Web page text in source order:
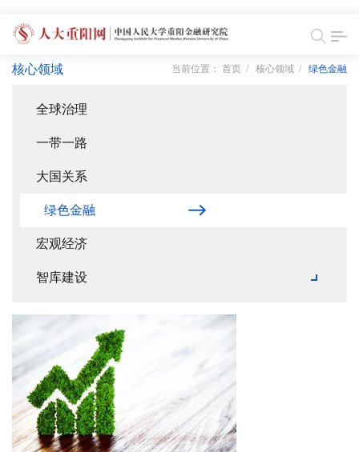
核心领域 当前位置： 首页 / 核心领域 / 绿色金融
全球治理
一带一路
大国关系
绿色金融
宏观经济
智库建设